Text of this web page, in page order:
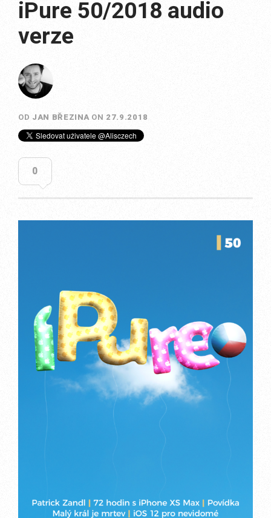
iPure 50/2018 audio
verze
OD JAN BŘEZINA ON 27.9.2018
0